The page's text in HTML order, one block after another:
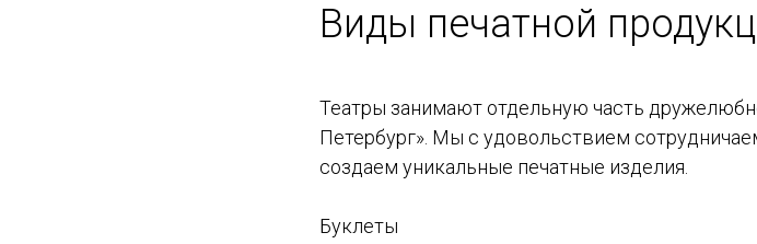
Виды печатной
Театры занимают отдельную часть
Петербург». Мы с удовольствием
создаем уникальные печатные изделия.
Буклеты